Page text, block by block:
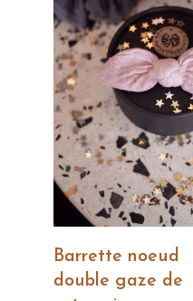
Ajouter Au Panier
Barrette noeud
double gaze de